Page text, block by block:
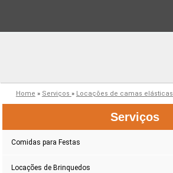
Home » Serviços » Locações de camas elásticas
Serviços
Comidas para Festas
Locações de Brinquedos